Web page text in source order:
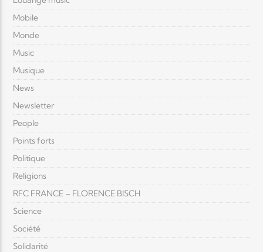
Mobile
Monde
Music
Musique
News
Newsletter
People
Points forts
Politique
Religions
RFC FRANCE – FLORENCE BISCH
Science
Société
Solidarité